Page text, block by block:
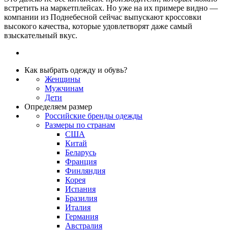
встретить на маркетплейсах. Но уже на их примере видно —
компании из Поднебесной сейчас выпускают кроссовки
высокого качества, которые удовлетворят даже самый
взыскательный вкус.
Как выбрать одежду и обувь?
Женщины
Мужчинам
Дети
Определяем размер
Российские бренды одежды
Размеры по странам
США
Китай
Беларусь
Франция
Финляндия
Корея
Испания
Бразилия
Италия
Германия
Австралия